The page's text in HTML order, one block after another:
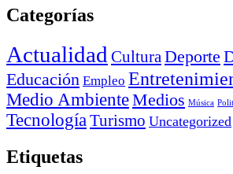
Categorías
Actualidad Cultura Deporte
Educación Empleo
Medio AmbienteMedios Música
Tecnología Turismo Uncategorized
Etiquetas